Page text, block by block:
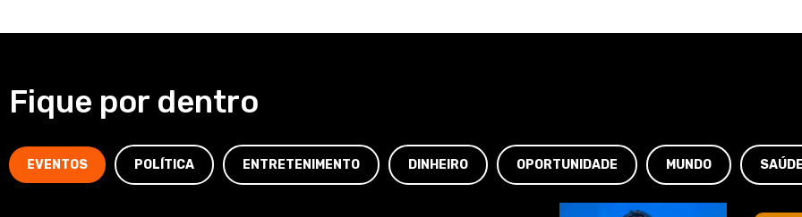
Fique por dentro
EVENTOS POLÍTICA ENTRETENIMENTO DINHEIRO OPORTUNIDADE MUNDO